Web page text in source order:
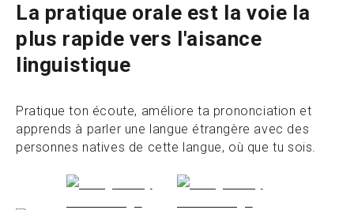
La pratique orale est la voie la
plus rapide vers l'aisance
linguistique
Pratique ton écoute, améliore ta prononciation et
apprends à parler une langue étrangère avec des
personnes natives de cette langue, où que tu sois.